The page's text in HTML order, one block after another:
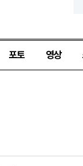
포토 영상